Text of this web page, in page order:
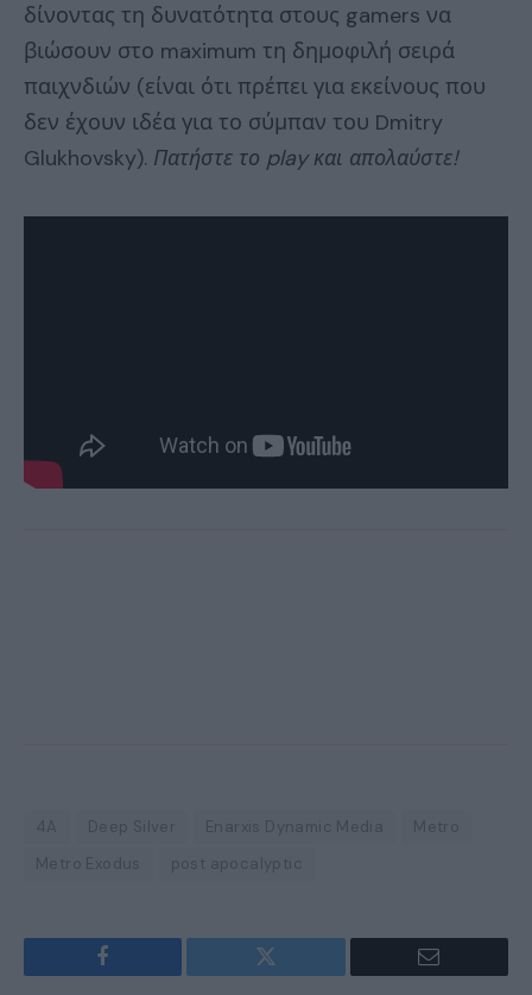
δίνοντας τη δυνατότητα στους gamers να
βιώσουν στο maximum τη δημοφιλή σειρά
παιχνδιών (είναι ότι πρέπει για εκείνους που
δεν έχουν ιδέα για το σύμπαν του Dmitry
Glukhovsky). Πατήστε το play και απολαύστε!
4A Deep Silver Enarxis Dynamic Media
Metro
Metro Exodus
post apocalyptic
Facebook Twitter Email